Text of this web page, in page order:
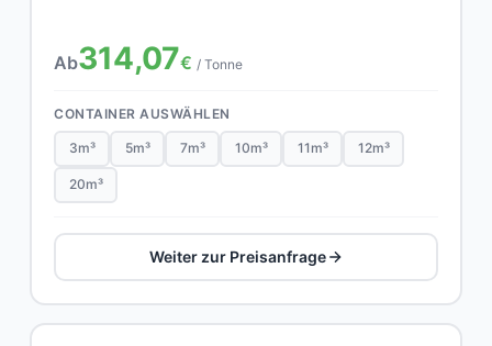
Ab314,07€ / Tonne
CONTAINER AUSWÄHLEN
3m³ 5m³ 7m³ 10m³ 11m³ 12m³
20m³
Weiter zur Preisanfrage